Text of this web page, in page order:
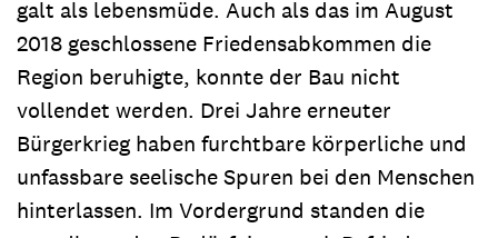
galt als lebensmüde. Auch als das im August
2018 geschlossene Friedensabkommen die
Region beruhigte, konnte der Bau nicht
vollendet werden. Drei Jahre erneuter
Bürgerkrieg haben furchtbare körperliche und
unfassbare seelische Spuren bei den Menschen
hinterlassen. Im Vordergrund standen die